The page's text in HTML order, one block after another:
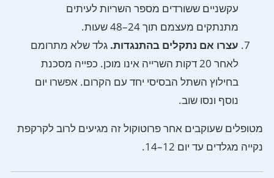
עקשניים ששורדים מספר השריות לעיתים
מתנתקים מעצמם תוך 24–48 שעות.
עצרו אם נתקלים בהתנגדות. גלד שלא מתרומם
לאחר 20 דקות השרייה אינו מוכן. כפייה מסכנת
בחילוץ השתל הבסיסי יחד עם הקרום. אפשרו יום
נוסף ונסו שוב.
מטופלים שעוקבים אחר פרוטוקול זה מגיעים לרוב לקרקפת
נקייה מגלדים עד יום 12–14.